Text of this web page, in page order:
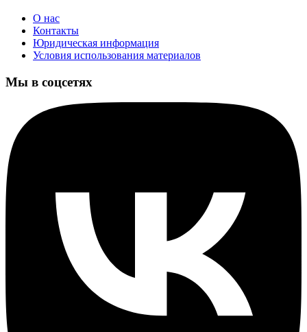
О нас
Контакты
Юридическая информация
Условия использования материалов
Мы в соцсетях